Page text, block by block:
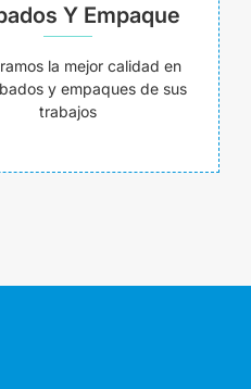
Y Empaque
la mejor calidad en
y empaques de sus
trabajos